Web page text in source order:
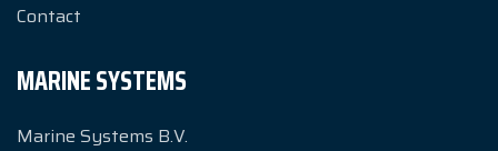
Contact
MARINE SYSTEMS
Marine Systems B.V.